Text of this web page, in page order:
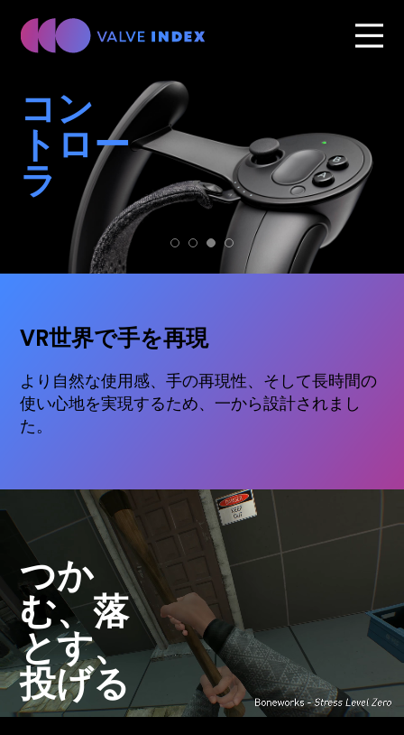
コン
トロー
ラ
VR世界で手を再現
より自然な使用感、手の再現性、そして長時間の
使い心地を実現するため、一から設計されまし
た。
つか
む、落
とす、
投げる